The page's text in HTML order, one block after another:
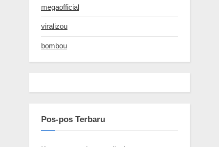
megaofficial
viralizou
bombou
Pos-pos Terbaru